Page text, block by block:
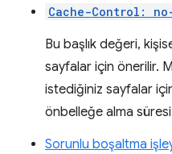
Cache-Control:
Bu başlık değeri,
sayfalar için önerilir.
istediğiniz sayfalar
önbelleğe alma
Sorunlu boşaltma